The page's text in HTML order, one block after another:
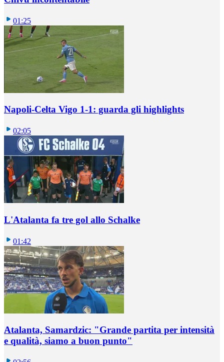
01:25
Napoli-Celta Vigo 1-1: guarda gli highlights
02:05
L'Atalanta fa tre gol allo Schalke
01:42
Atalanta, Samardzic: "Grande partita per intensità
e qualità, siamo a buon punto"